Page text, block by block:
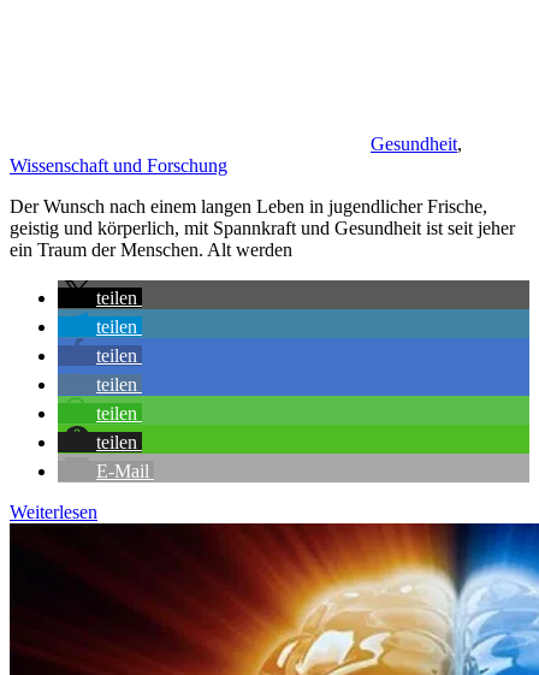
Gesundheit,
Wissenschaft und Forschung
Der Wunsch nach einem langen Leben in jugendlicher Frische,
geistig und körperlich, mit Spannkraft und Gesundheit ist seit jeher
ein Traum der Menschen. Alt werden
teilen
teilen
teilen
teilen
teilen
teilen
E-Mail
Weiterlesen